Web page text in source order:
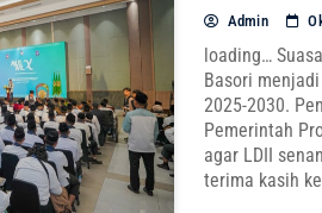
Admin
loading…
Basori
2025-2030.
Pemerintah
agar LDII
terima kasih